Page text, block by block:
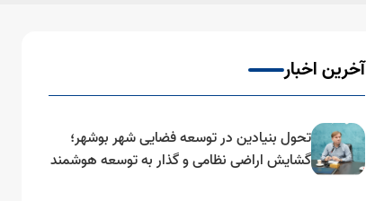
آخرین اخبار
تحول بنیادین در توسعه فضایی شهر بوشهر؛
گشایش اراضی نظامی و گذار به توسعه هوشمند